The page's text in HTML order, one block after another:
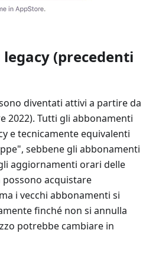
(precedenti
diventati attivi a partire da
2022). Tutti gli abbonamenti
e tecnicamente equivalenti
sebbene gli abbonamenti
aggiornamenti orari delle
acquistare
i vecchi abbonamenti si
finché non si annulla
potrebbe cambiare in